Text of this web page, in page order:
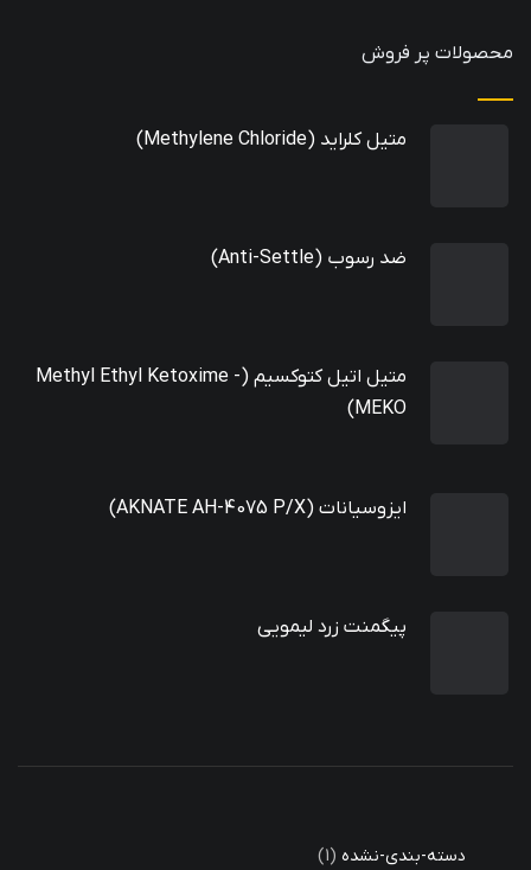
محصولات پر فروش
متیل کلراید (Methylene Chloride)
ضد رسوب (Anti-Settle)
متیل اتیل کتوکسیم (Methyl Ethyl Ketoxime -
MEKO)
ایزوسیانات (AKNATE AH-4075 P/X)
پیگمنت زرد لیمویی
دسته-بندی-نشده
1